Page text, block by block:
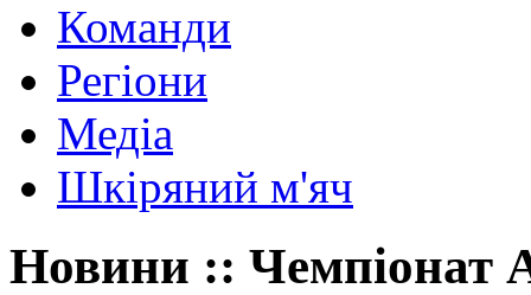
Команди
Регіони
Медіа
Шкіряний м'яч
Новини ::